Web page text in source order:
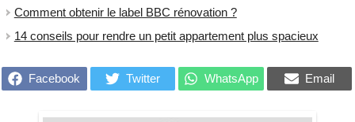
Comment obtenir le label BBC rénovation ?
14 conseils pour rendre un petit appartement plus spacieux
Facebook Twitter WhatsApp Email